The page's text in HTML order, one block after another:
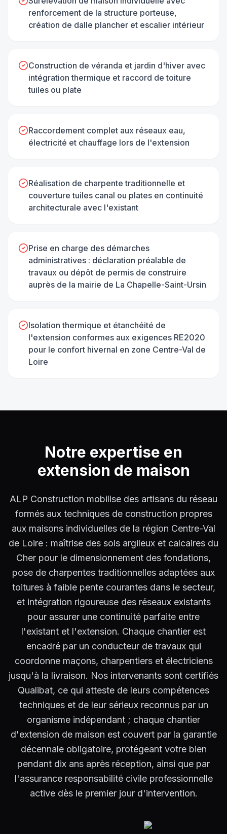
renforcement de la structure porteuse,
création de dalle plancher et escalier intérieur
Construction de véranda et jardin d'hiver avec
intégration thermique et raccord de toiture
tuiles ou plate
Raccordement complet aux réseaux eau,
électricité et chauffage lors de l'extension
Réalisation de charpente traditionnelle et
couverture tuiles canal ou plates en continuité
architecturale avec l'existant
Prise en charge des démarches
administratives : déclaration préalable de
travaux ou dépôt de permis de construire
auprès de la mairie de La Chapelle-Saint-Ursin
Isolation thermique et étanchéité de
l'extension conformes aux exigences RE2020
pour le confort hivernal en zone Centre-Val de
Loire
Notre expertise en
extension de maison
ALP Construction mobilise des artisans du réseau
formés aux techniques de construction propres
aux maisons individuelles de la région Centre-Val
de Loire : maîtrise des sols argileux et calcaires du
Cher pour le dimensionnement des fondations,
pose de charpentes traditionnelles adaptées aux
toitures à faible pente courantes dans le secteur,
et intégration rigoureuse des réseaux existants
pour assurer une continuité parfaite entre
l'existant et l'extension. Chaque chantier est
encadré par un conducteur de travaux qui
coordonne maçons, charpentiers et électriciens
jusqu'à la livraison. Nos intervenants sont certifiés
Qualibat, ce qui atteste de leurs compétences
techniques et de leur sérieux reconnus par un
organisme indépendant ; chaque chantier
d'extension de maison est couvert par la garantie
décennale obligatoire, protégeant votre bien
pendant dix ans après réception, ainsi que par
l'assurance responsabilité civile professionnelle
active dès le premier jour d'intervention.